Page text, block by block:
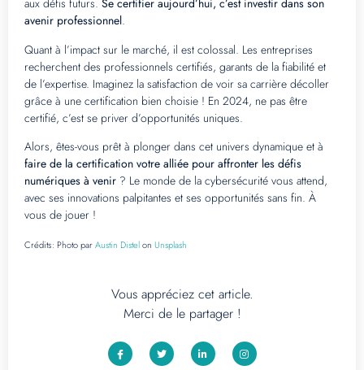
aux défis futurs. Se certifier aujourd’hui, c’est investir dans son
avenir professionnel.
Quant à l’impact sur le marché, il est colossal. Les entreprises
recherchent des professionnels certifiés, garants de la fiabilité et
de l’expertise. Imaginez la satisfaction de voir sa carrière décoller
grâce à une certification bien choisie ! En 2024, ne pas être
certifié, c’est se priver d’opportunités uniques.
Alors, êtes-vous prêt à plonger dans cet univers dynamique et à
faire de la certification votre alliée pour affronter les défis
numériques à venir ? Le monde de la cybersécurité vous attend,
avec ses innovations palpitantes et ses opportunités sans fin. À
vous de jouer !
Crédits: Photo parAustin Distelon Unsplash
Vous appréciez cet article.
Merci de le partager !